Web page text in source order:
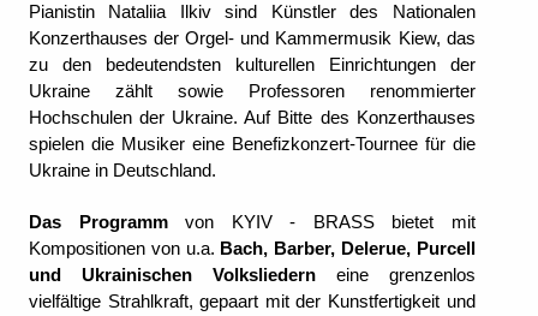
Pianistin Nataliia Ilkiv sind Künstler des Nationalen
Konzerthauses der Orgel- und Kammermusik Kiew, das
zu den bedeutendsten kulturellen Einrichtungen der
Ukraine zählt sowie Professoren renommierter
Hochschulen der Ukraine. Auf Bitte des Konzerthauses
spielen die Musiker eine Benefizkonzert-Tournee für die
Ukraine in Deutschland.
Das Programmvon KYIV - BRASS bietet mit
Kompositionen von u.a. Bach, Barber, Delerue, Purcell
und Ukrainischen Volksliederneine grenzenlos
vielfältige Strahlkraft, gepaart mit der Kunstfertigkeit und